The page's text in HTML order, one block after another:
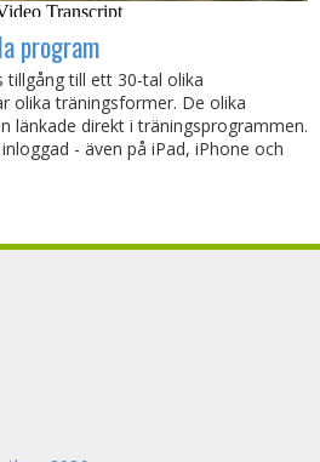
program
tillgång till ett 30-tal olika
olika träningsformer. De olika
länkade direkt i träningsprogrammen.
- även på iPad, iPhone och